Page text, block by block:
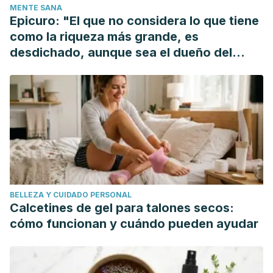
MENTE SANA
Epicuro: "El que no considera lo que tiene
como la riqueza más grande, es
desdichado, aunque sea el dueño del
BELLEZA Y CUIDADO PERSONAL
Calcetines de gel para talones secos:
cómo funcionan y cuándo pueden ayudar